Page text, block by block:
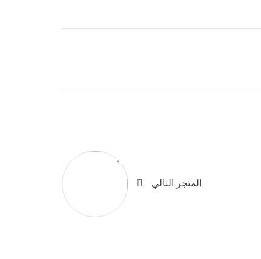
المتجر التالي